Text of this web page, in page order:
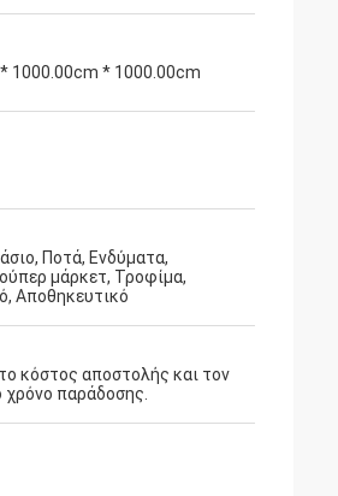
1000.00cm * 1000.00cm
Ποτά, Ενδύματα,
μάρκετ, Τροφίμα,
Αποθηκευτικό
κόστος αποστολής και τον
χρόνο παράδοσης.